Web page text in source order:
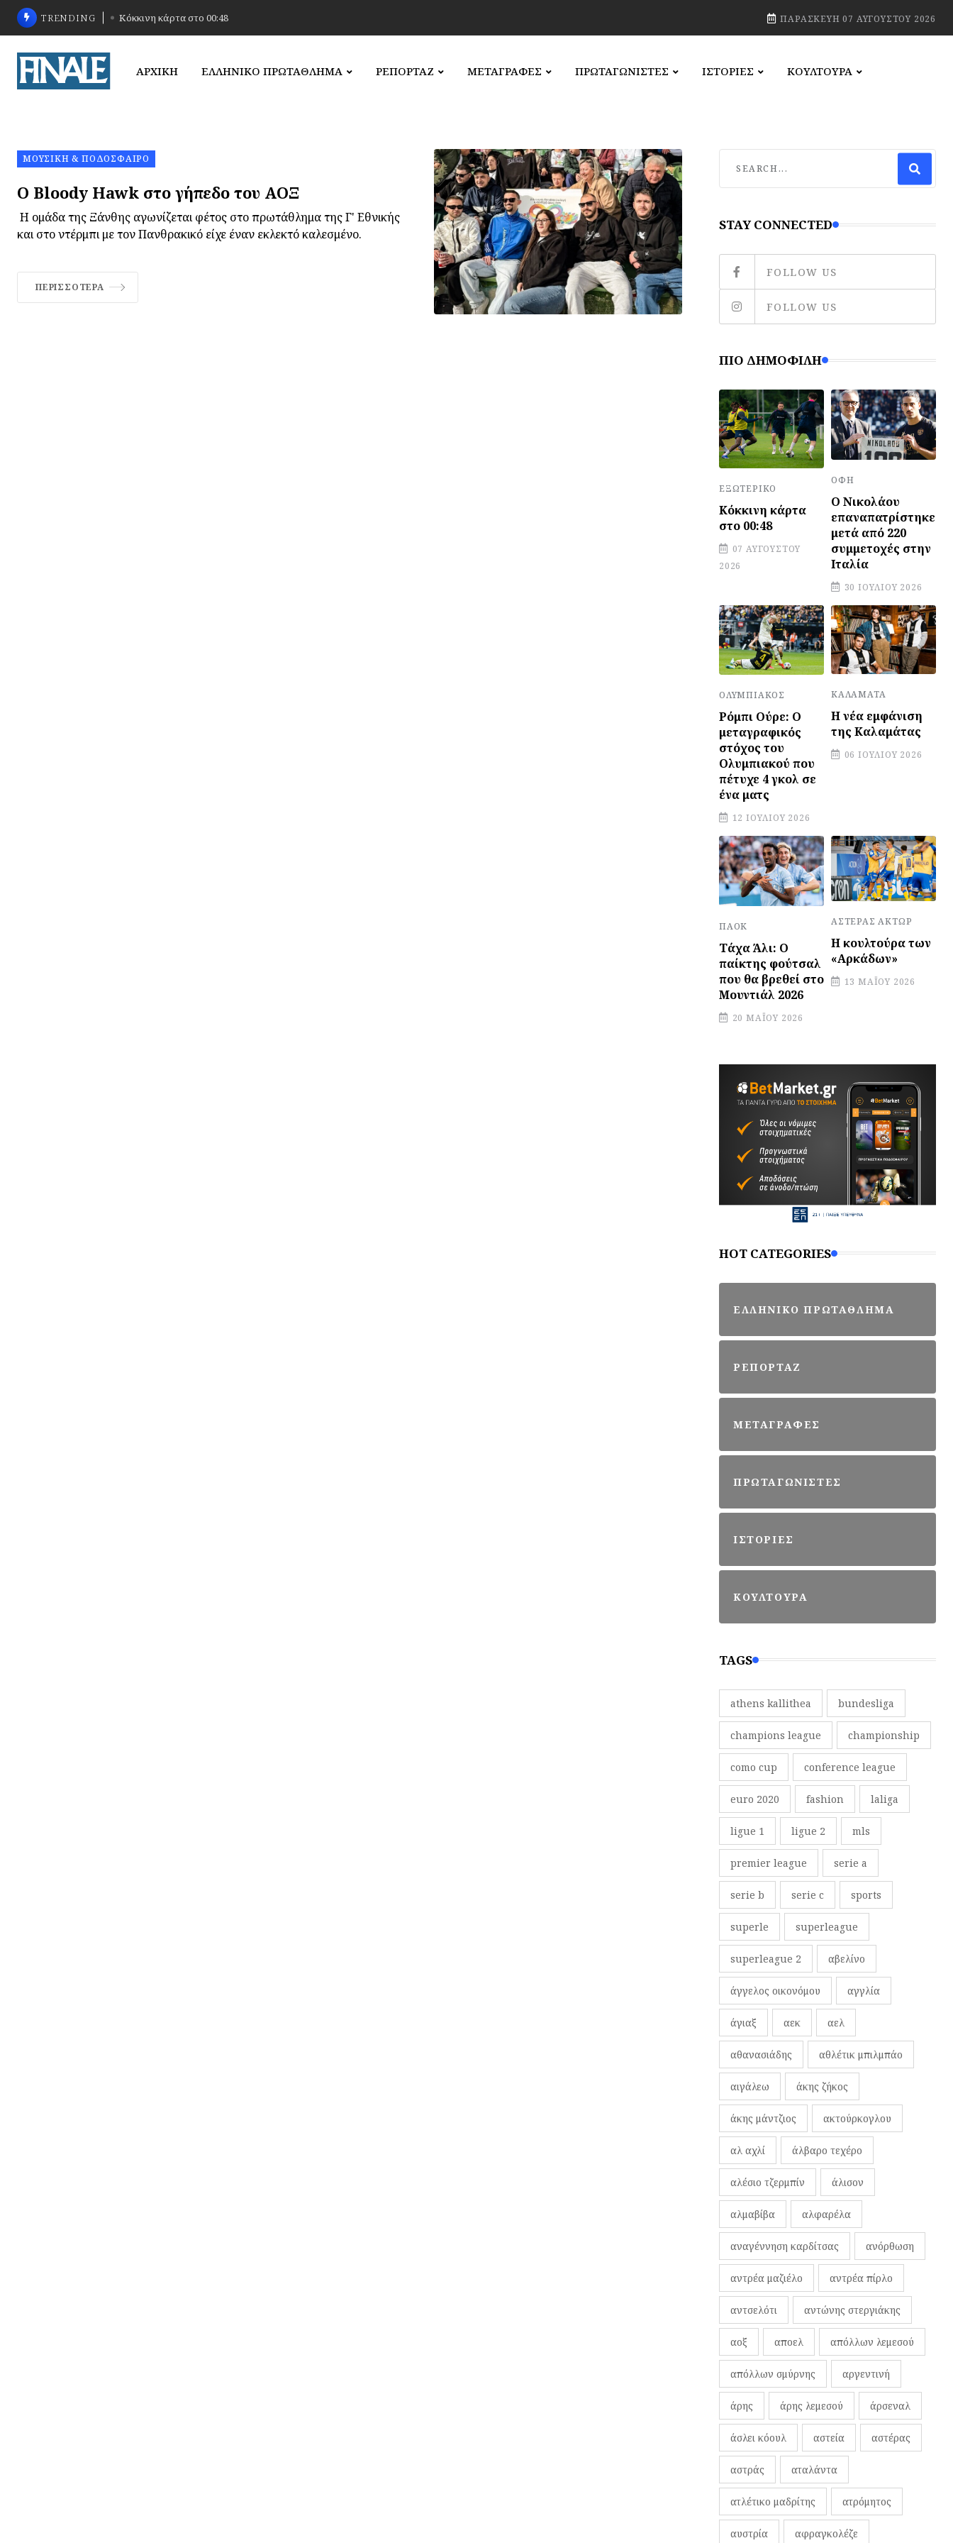
TRENDING Κόκκινη κάρτα στο 00:48 ΠΑΡΑΣΚΕΥΉ 07 ΑΥΓΟΎΣΤΟΥ 2026
ΑΡΧΙΚΗ ΕΛΛΗΝΙΚΟ ΠΡΩΤΑΘΛΗΜΑ ΡΕΠΟΡΤΑΖ ΜΕΤΑΓΡΑΦΕΣ ΠΡΩΤΑΓΩΝΙΣΤΕΣ ΙΣΤΟΡΙΕΣ ΚΟΥΛΤΟΥΡΑ
ΜΟΥΣΙΚΉ & ΠΟΔΌΣΦΑΙΡΟ
O Bloody Hawk στο γήπεδο του ΑΟΞ
Η ομάδα της Ξάνθης αγωνίζεται φέτος στο πρωτάθλημα της Γ' Εθνικής
και στο ντέρμπι με τον Πανθρακικό είχε έναν εκλεκτό καλεσμένο.
ΠΕΡΙΣΣΌΤΕΡΑ
STAY CONNECTED
FOLLOW US
FOLLOW US
ΠΙΟ ΔΗΜΟΦΙΛΉ
ΕΞΩΤΕΡΙΚΌ
Κόκκινη κάρτα
στο 00:48
07 ΑΥΓΟΎΣΤΟΥ
2026
ΟΦΗ
Ο Νικολάου
επαναπατρίστηκε
μετά από 220
συμμετοχές στην
Ιταλία
30 ΙΟΥΛΊΟΥ 2026
ΟΛΥΜΠΙΑΚΌΣ
Ρόμπι Ούρε: Ο
μεταγραφικός
στόχος του
Ολυμπιακού που
πέτυχε 4 γκολ σε
ένα ματς
12 ΙΟΥΛΊΟΥ 2026
ΚΑΛΑΜΆΤΑ
Η νέα εμφάνιση
της Καλαμάτας
06 ΙΟΥΛΊΟΥ 2026
ΠΑΟΚ
Τάχα Άλι: Ο
παίκτης φούτσαλ
που θα βρεθεί στο
Μουντιάλ 2026
20 ΜΑΪ́ΟΥ 2026
ΑΣΤΈΡΑΣ ΆΚΤΩΡ
Η κουλτούρα των
«Αρκάδων»
13 ΜΑΪ́ΟΥ 2026
HOT CATEGORIES
ΕΛΛΗΝΙΚΟ ΠΡΩΤΑΘΛΗΜΑ
ΡΕΠΟΡΤΑΖ
ΜΕΤΑΓΡΑΦΕΣ
ΠΡΩΤΑΓΩΝΙΣΤΕΣ
ΙΣΤΟΡΙΕΣ
ΚΟΥΛΤΟΥΡΑ
TAGS
athens kallithea bundesliga
champions league championship
como cup conference league
euro 2020 fashion laliga
ligue 1 ligue 2 mls
premier league serie a
serie b serie c sports
superle superleague
superleague 2 αβελίνο
άγγελος οικονόμου αγγλία
άγιαξ αεκ αελ
αθανασιάδης αθλέτικ μπιλμπάο
αιγάλεω άκης ζήκος
άκης μάντζιος ακτούρκογλου
αλ αχλί άλβαρο τεχέρο
αλέσιο τζερμπίν άλισον
αλμαβίβα αλφαρέλα
αναγέννηση καρδίτσας ανόρθωση
αντρέα μαζιέλο αντρέα πίρλο
αντσελότι αντώνης στεργιάκης
αοξ αποελ απόλλων λεμεσού
απόλλων σμύρνης αργεντινή
άρης άρης λεμεσού άρσεναλ
άσλει κόουλ αστεία αστέρας
αστράς αταλάντα
ατλέτικο μαδρίτης ατρόμητος
αυστρία αφραγκολέζε